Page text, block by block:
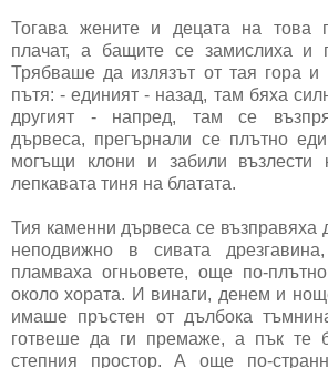
Тогава жените и децата на това
плачат, а бащите се замислиха и
Трябваше да излязът от тая гора
пътя: - единият - назад, там бяха
другият - напред, там се
дървеса, прегърнали се плътно
могъщи клони и забили възлести
лепкавата тиня на блатата.
Тия каменни дървеса се възправяха
неподвижно в сивата
пламваха огньовете, още по-
около хората. И винаги, денем и
имаше пръстен от дълбока
готвеше да ги премаже, а пък те
степния простор. А още по-